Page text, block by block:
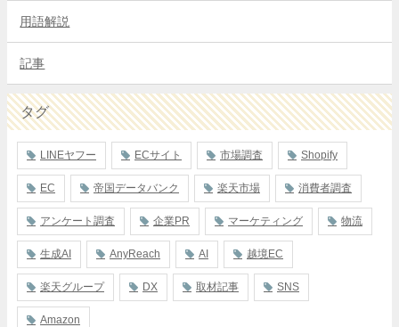
用語解説
記事
タグ
LINEヤフー ECサイト 市場調査 Shopify
EC 帝国データバンク 楽天市場 消費者調査
アンケート調査 企業PR マーケティング 物流
生成AI AnyReach AI 越境EC
楽天グループ DX 取材記事 SNS
Amazon